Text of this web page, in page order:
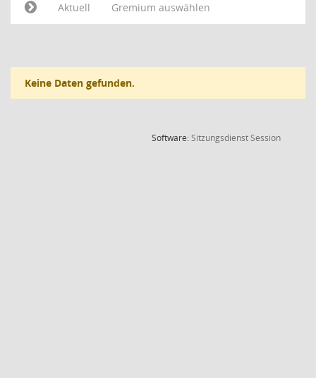
Aktuell
Gremium auswählen
Keine Daten gefunden.
Software:SitzungsdienstSession(Wird in